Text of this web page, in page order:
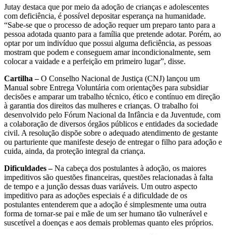
Jutay destaca que por meio da adoção de crianças e adolescentes
com deficiência, é possível depositar esperança na humanidade.
“Sabe-se que o processo de adoção requer um preparo tanto para a
pessoa adotada quanto para a família que pretende adotar. Porém, ao
optar por um indivíduo que possui alguma deficiência, as pessoas
mostram que podem e conseguem amar incondicionalmente, sem
colocar a vaidade e a perfeição em primeiro lugar”, disse.
Cartilha –O Conselho Nacional de Justiça (CNJ) lançou um
Manual sobre Entrega Voluntária com orientações para subsidiar
decisões e amparar um trabalho técnico, ético e contínuo em direção
à garantia dos direitos das mulheres e crianças. O trabalho foi
desenvolvido pelo Fórum Nacional da Infância e da Juventude, com
a colaboração de diversos órgãos públicos e entidades da sociedade
civil. A resolução dispõe sobre o adequado atendimento de gestante
ou parturiente que manifeste desejo de entregar o filho para adoção e
cuida, ainda, da proteção integral da criança.
Dificuldades –Na cabeça dos postulantes à adoção, os maiores
impeditivos são questões financeiras, questões relacionadas à falta
de tempo e a junção dessas duas variáveis. Um outro aspecto
impeditivo para as adoções especiais é a dificuldade de os
postulantes entenderem que a adoção é simplesmente uma outra
forma de tornar-se pai e mãe de um ser humano tão vulnerável e
suscetível a doenças e aos demais problemas quanto eles próprios.